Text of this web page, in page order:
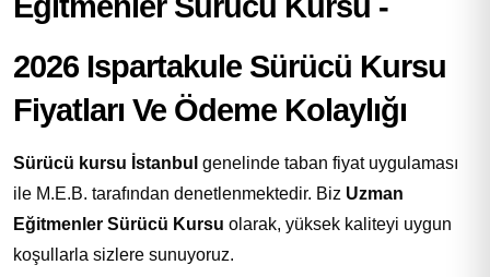
2026 Ispartakule Sürücü Kursu
Fiyatları Ve Ödeme Kolaylığı
Sürücü kursu İstanbul genelinde taban fiyat uygulaması
ile M.E.B. tarafından denetlenmektedir. Biz Uzman
Eğitmenler Sürücü Kursu olarak, yüksek kaliteyi uygun
koşullarla sizlere sunuyoruz.